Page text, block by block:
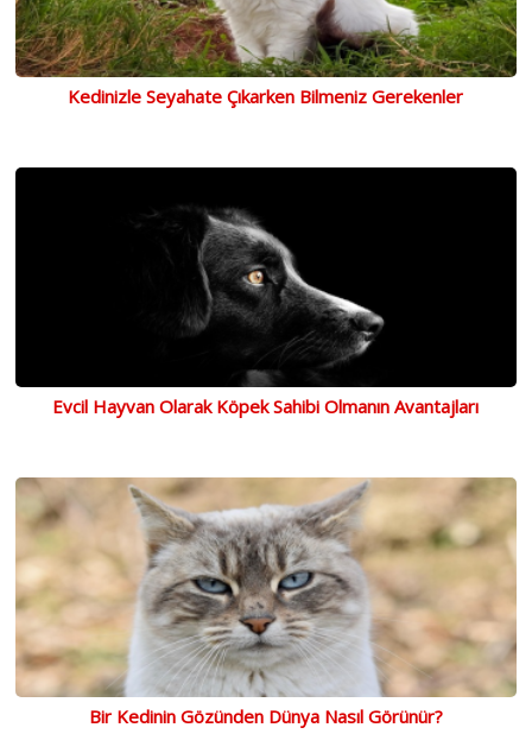
Kedinizle Seyahate Çıkarken Bilmeniz Gerekenler
Evcil Hayvan Olarak Köpek Sahibi Olmanın Avantajları
Bir Kedinin Gözünden Dünya Nasıl Görünür?